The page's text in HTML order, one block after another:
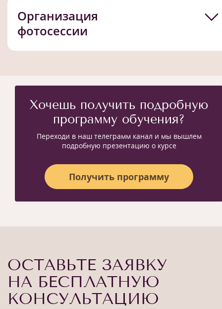
Организация
фотосессии
Хочешь получить подробную
программу обучения?
Переходи в наш телеграмм канал и мы вышлем
подробную презентацию о курсе
Получить программу
ОСТАВЬТЕ ЗАЯВКУ
НА БЕСПЛАТНУЮ
КОНСУЛЬТАЦИЮ